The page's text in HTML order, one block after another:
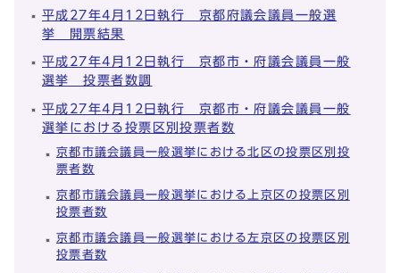
平成27年4月12日執行 京都府議会議員一般選
挙 開票結果
平成27年4月12日執行 京都市・府議会議員一般
選挙 投票者数調
平成27年4月12日執行 京都市・府議会議員一般
選挙における投票区別投票者数
京都市議会議員一般選挙における北区の投票区別投
票者数
京都市議会議員一般選挙における上京区の投票区別
投票者数
京都市議会議員一般選挙における左京区の投票区別
投票者数